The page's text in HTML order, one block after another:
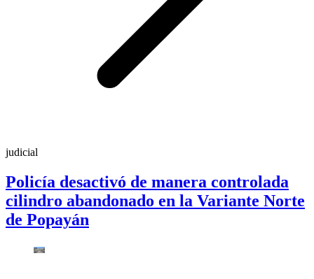
judicial
Policía desactivó de manera controlada
cilindro abandonado en la Variante Norte
de Popayán